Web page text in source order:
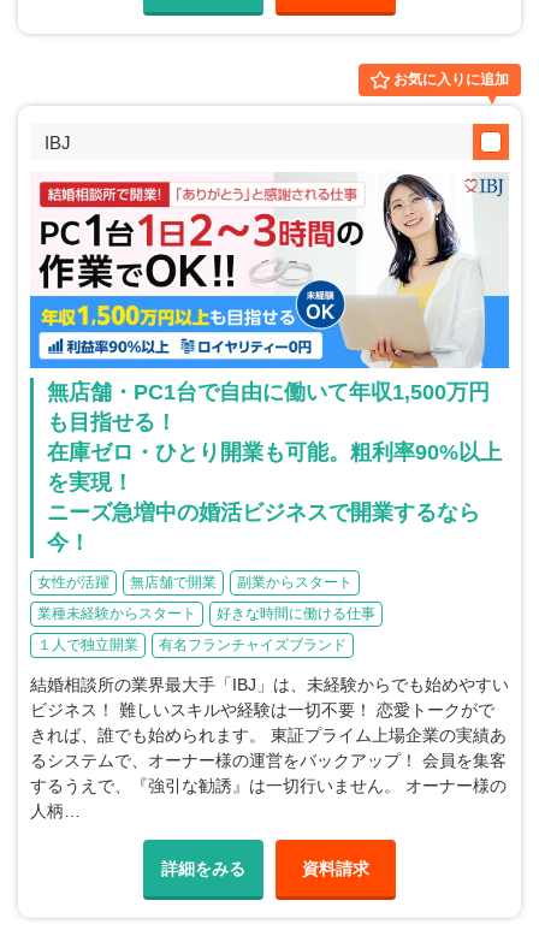
お気に入りに追加
IBJ
無店舗・PC1台で自由に働いて年収1,500万円
も目指せる！
在庫ゼロ・ひとり開業も可能。粗利率90%以上
を実現！
ニーズ急増中の婚活ビジネスで開業するなら
今！
女性が活躍 無店舗で開業
副業からスタート
業種未経験からスタート
好きな時間に働ける仕事
１人で独立開業
有名フランチャイズブランド
結婚相談所の業界最大手「IBJ」は、未経験からでも始めやすい
ビジネス！ 難しいスキルや経験は一切不要！ 恋愛トークがで
きれば、誰でも始められます。 東証プライム上場企業の実績あ
るシステムで、オーナー様の運営をバックアップ！ 会員を集客
するうえで、『強引な勧誘』は一切行いません。 オーナー様の
人柄…
詳細をみる 資料請求